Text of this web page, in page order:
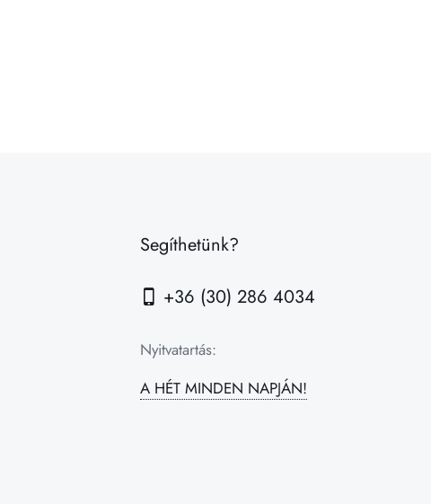
Segíthetünk?
+36 (30) 286 4034
Nyitvatartás:
A HÉT MINDEN NAPJÁN!